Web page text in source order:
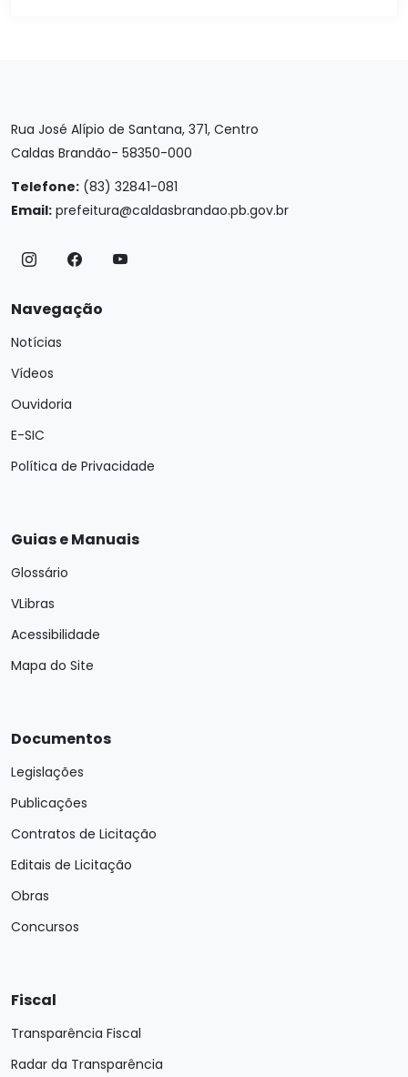
Rua José Alípio de Santana, 371, Centro
Caldas Brandão- 58350-000
Telefone: (83) 32841-081
Email: prefeitura@caldasbrandao.pb.gov.br
Navegação
Notícias
Vídeos
Ouvidoria
E-SIC
Política de Privacidade
Guias e Manuais
Glossário
VLibras
Acessibilidade
Mapa do Site
Documentos
Legislações
Publicações
Contratos de Licitação
Editais de Licitação
Obras
Concursos
Fiscal
Transparência Fiscal
Radar da Transparência